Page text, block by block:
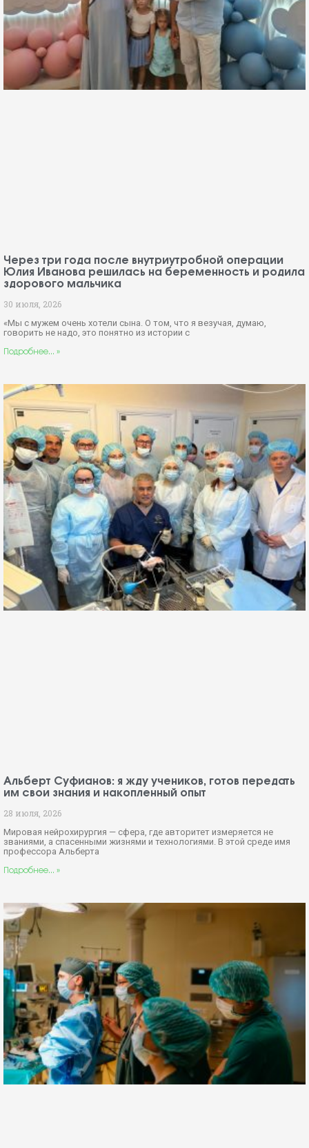
Через три года после внутриутробной операции
Юлия Иванова решилась на беременность и родила
здорового мальчика
30 июля, 2026
«Мы с мужем очень хотели сына. О том, что я везучая, думаю,
говорить не надо, это понятно из истории с
Подробнее... »
Альберт Суфианов: я жду учеников, готов передать
им свои знания и накопленный опыт
28 июля, 2026
Мировая нейрохирургия — сфера, где авторитет измеряется не
званиями, а спасенными жизнями и технологиями. В этой среде имя
профессора Альберта
Подробнее... »